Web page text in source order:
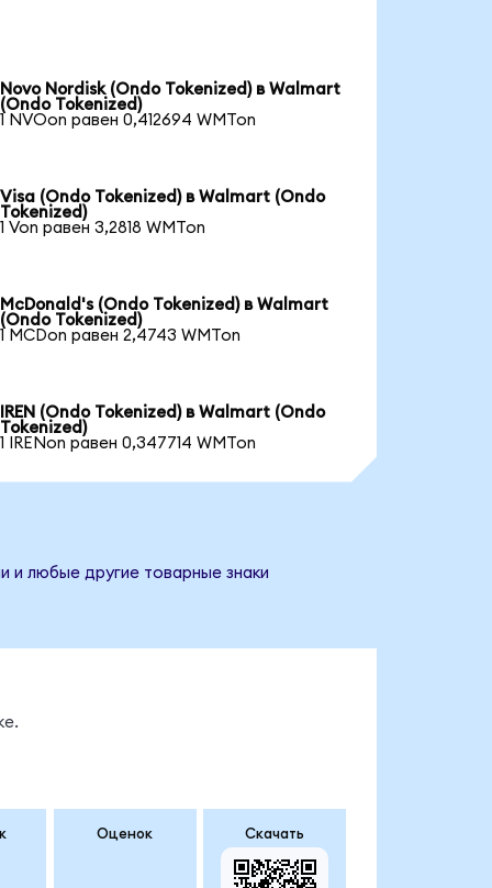
Novo Nordisk (Ondo Tokenized) в Walmart
(Ondo Tokenized)
1 NVOon равен 0,412694 WMTon
Visa (Ondo Tokenized) в Walmart (Ondo
Tokenized)
1 Von равен 3,2818 WMTon
McDonald's (Ondo Tokenized) в Walmart
(Ondo Tokenized)
1 MCDon равен 2,4743 WMTon
IREN (Ondo Tokenized) в Walmart (Ondo
Tokenized)
1 IRENon равен 0,347714 WMTon
и любые другие товарные знаки
Оценок Скачать